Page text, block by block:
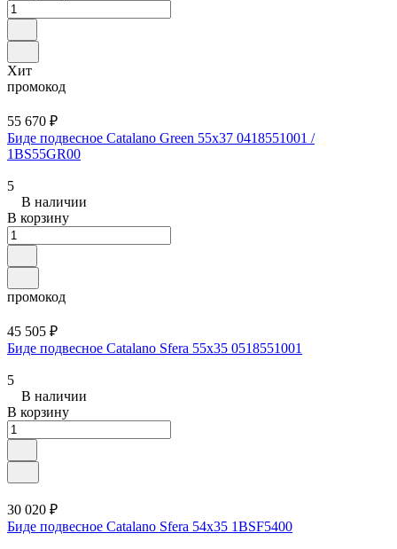
Хит
промокод
55 670 ₽
Биде подвесное Catalano Green 55x37 0418551001 /
1BS55GR00
5
В наличии
В корзину
промокод
45 505 ₽
Биде подвесное Catalano Sfera 55x35 0518551001
5
В наличии
В корзину
30 020 ₽
Биде подвесное Catalano Sfera 54x35 1BSF5400